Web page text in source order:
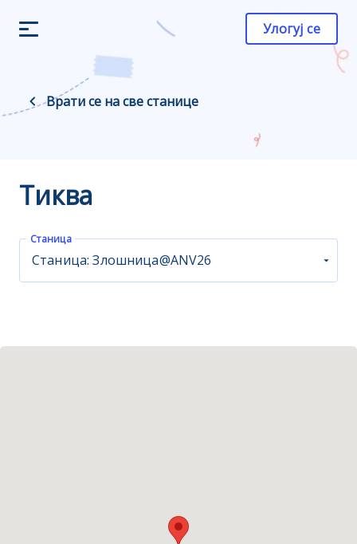
Улогуј се
Врати се на све станице
Тиква
Станица
Станица: Злошница@ANV26